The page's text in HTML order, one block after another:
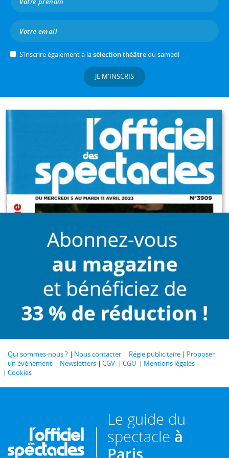
S’inscrire également à lasélection théâtredu samedi
JE M'INSCRIS
Qui sommes-nous ? Nous contacter Régie publicitaire
Proposer
un événement
Newsletters CGV CGU
Mentions légales
Cookies
Le guide du
spectacle à
Paris